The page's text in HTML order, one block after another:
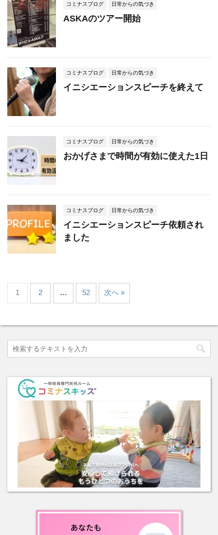
コミナスブログ 日常からの気づき
ASKAのツアー開始
コミナスブログ 日常からの気づき
イニシエーションスピーチを終えて
コミナスブログ 日常からの気づき
おかげさまで時間が有効に使えた1日
コミナスブログ 日常からの気づき
イニシエーションスピーチ依頼され
ました
1 2 … 52 次へ »